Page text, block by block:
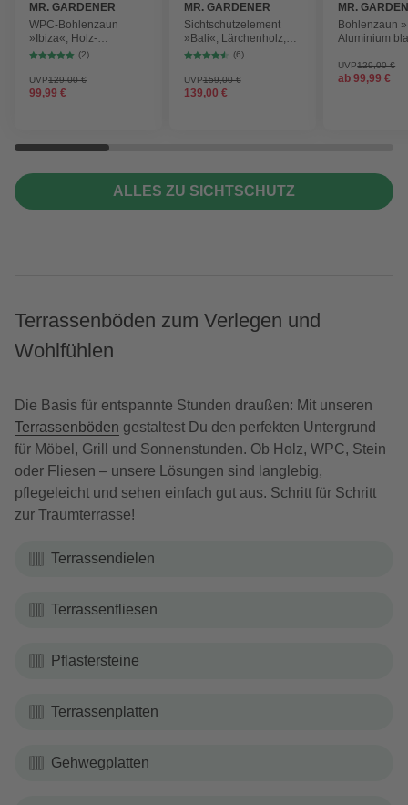
MR. GARDENER
WPC-Bohlenzaun
»Ibiza«, Holz-
Kunststoff-
180 x 180 cm
(2)
UVP129,00 €
99,99 €
MR. GARDENER
Sichtschutzelement
»Bali«, Lärchenholz,
HxL: 180 x 180 cm
(6)
UVP159,00 €
139,00 €
MR.
Bohlenzaun
Aluminium
UVP129,00 €
ab99,99 €
ALLES ZU SICHTSCHUTZ
Terrassenböden zum Verlegen und
Wohlfühlen
Die Basis für entspannte Stunden draußen: Mit unseren
Terrassenböden gestaltest Du den perfekten Untergrund
für Möbel, Grill und Sonnenstunden. Ob Holz, WPC, Stein
oder Fliesen – unsere Lösungen sind langlebig,
pflegeleicht und sehen einfach gut aus. Schritt für Schritt
zur Traumterrasse!
Terrassendielen
Terrassenfliesen
Pflastersteine
Terrassenplatten
Gehwegplatten